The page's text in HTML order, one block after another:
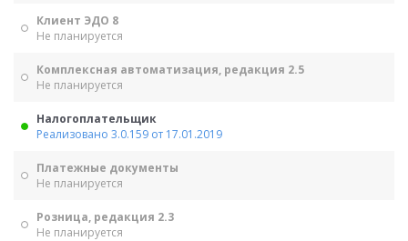
Клиент ЭДО 8
Не планируется
Комплексная автоматизация, редакция 2.5
Не планируется
Налогоплательщик
Реализовано 3.0.159 от 17.01.2019
Платежные документы
Не планируется
Розница, редакция 2.3
Не планируется